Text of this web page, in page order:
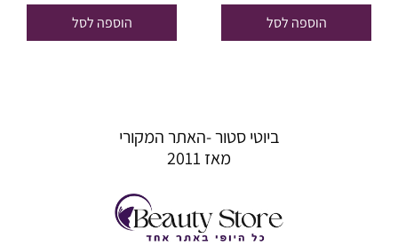
היה:
₪231.00.
הוספה לסל הוספה לסל
ביוטי סטור -האתר המקורי
מאז 2011